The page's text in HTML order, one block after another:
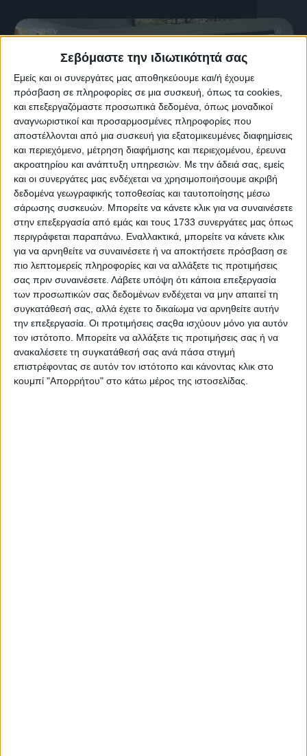
Σεβόμαστε την ιδιωτικότητά σας
Εμείς και οι συνεργάτες μας αποθηκεύουμε και/ή έχουμε
πρόσβαση σε πληροφορίες σε μια συσκευή, όπως τα cookies,
και επεξεργαζόμαστε προσωπικά δεδομένα, όπως μοναδικοί
αναγνωριστικοί και προσαρμοσμένες πληροφορίες που
αποστέλλονται από μια συσκευή για εξατομικευμένες διαφημίσεις
και περιεχόμενο, μέτρηση διαφήμισης και περιεχομένου, έρευνα
ακροατηρίου και ανάπτυξη υπηρεσιών. Με την άδειά σας, εμείς
και οι συνεργάτες μας ενδέχεται να χρησιμοποιήσουμε ακριβή
δεδομένα γεωγραφικής τοποθεσίας και ταυτοποίησης μέσω
σάρωσης συσκευών. Μπορείτε να κάνετε κλικ για να συναινέσετε
στην επεξεργασία από εμάς και τους 1733 συνεργάτες μας όπως
περιγράφεται παραπάνω. Εναλλακτικά, μπορείτε να κάνετε κλικ
για να αρνηθείτε να συναινέσετε ή να αποκτήσετε πρόσβαση σε
πιο λεπτομερείς πληροφορίες και να αλλάξετε τις προτιμήσεις
σας πριν συναινέσετε. Λάβετε υπόψη ότι κάποια επεξεργασία
των προσωπικών σας δεδομένων ενδέχεται να μην απαιτεί τη
συγκατάθεσή σας, αλλά έχετε το δικαίωμα να αρνηθείτε αυτήν
την επεξεργασία. Οι προτιμήσεις σαςθα ισχύουν μόνο για αυτόν
τον ιστότοπο. Μπορείτε να αλλάξετε τις προτιμήσεις σας ή να
ανακαλέσετε τη συγκατάθεσή σας ανά πάσα στιγμή
επιστρέφοντας σε αυτόν τον ιστότοπο και κάνοντας κλικ στο
κουμπί "Απορρήτου" στο κάτω μέρος της ιστοσελίδας.
15 Ιουλίου, 2026
ΚΑΛΟ ΜΕΣΗΜΕΡΙ 15.07.2026